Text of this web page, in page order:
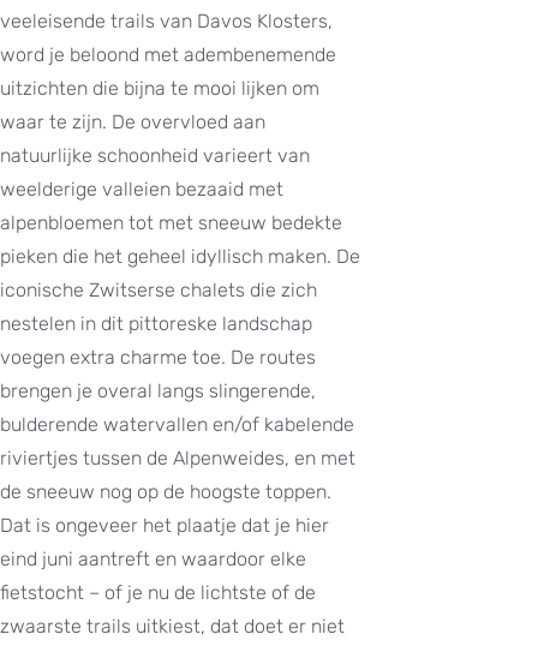
veeleisende trails van Davos Klosters,
word je beloond met adembenemende
uitzichten die bijna te mooi lijken om
waar te zijn. De overvloed aan
natuurlijke schoonheid varieert van
weelderige valleien bezaaid met
alpenbloemen tot met sneeuw bedekte
pieken die het geheel idyllisch maken. De
iconische Zwitserse chalets die zich
nestelen in dit pittoreske landschap
voegen extra charme toe. De routes
brengen je overal langs slingerende,
bulderende watervallen en/of kabelende
riviertjes tussen de Alpenweides, en met
de sneeuw nog op de hoogste toppen.
Dat is ongeveer het plaatje dat je hier
eind juni aantreft en waardoor elke
fietstocht – of je nu de lichtste of de
zwaarste trails uitkiest, dat doet er niet